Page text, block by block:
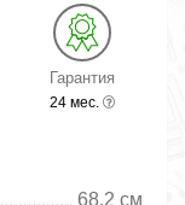
Гарантия
24 мес.
68,2 см